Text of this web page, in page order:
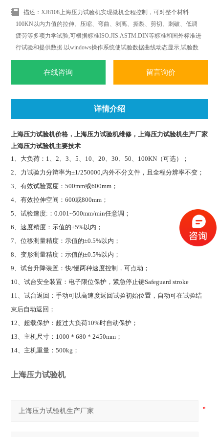
描述：XJ8108上海压力试验机实现微机全程控制，可对整个材料
100KN以内力值的拉伸、压缩、弯曲、剥离、撕裂、剪切、刺破、低调
疲劳等多项力学试验,可根据标准ISO.JIS.ASTM.DIN等标准和国外标准进
行试验和提供数据.以windows操作系统使试验数据曲线动态显示,试验数
据可以任意删加,对曲线操作更加简便.轻松.随时随地都可以进行曲线遍
历.叠加.分离.缩放.打印等全电子显示监控.
在线咨询 留言询价
详情介绍
上海压力试验机价格，上海压力试验机维修，上海压力试验机生产厂家
上海压力试验机主要技术
1、大负荷：1、2、3、5、10、20、30、50、100KN（可选）；
2、力试验力分辩率为±1/250000,内外不分文件，且全程分辨率不变；
3、有效试验宽度：500mm或600mm；
4、有效拉伸空间：600或800mm；
5、试验速度:：0.001~500mm/min任意调；
6、速度精度：示值的±5%以内；
7、位移测量精度：示值的±0.5%以内；
8、变形测量精度：示值的±0.5%以内；
9、试台升降装置：快/慢两种速度控制，可点动；
10、试台安全装置：电子限位保护，紧急停止键Safeguard stroke
11、试台返回：手动可以高速度返回试验初始位置，自动可在试验结
束后自动返回；
12、超载保护：超过大负荷10%时自动保护；
13、主机尺寸：1000＊680＊2450mm；
14、主机重量：500kg；
上海压力试验机